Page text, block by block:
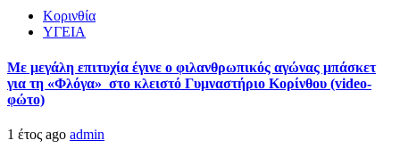
Κορινθία
ΥΓΕΙΑ
Με μεγάλη επιτυχία έγινε ο φιλανθρωπικός αγώνας μπάσκετ
για τη «Φλόγα» στο κλειστό Γυμναστήριο Κορίνθου (video-
φώτο)
1 έτος ago admin